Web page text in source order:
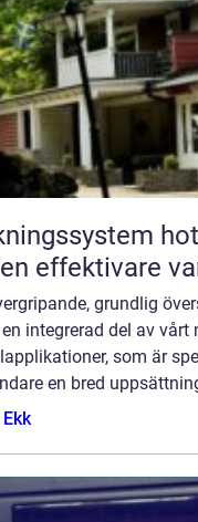
hotell så väljer du rätt
effektivare
grundlig
integrerad del av vårt
som är
en bred